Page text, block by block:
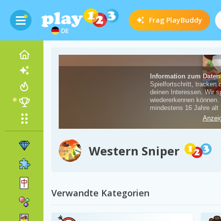
DE
Frag PlayBuddy
Western Sniper
Verwandte Kategorien